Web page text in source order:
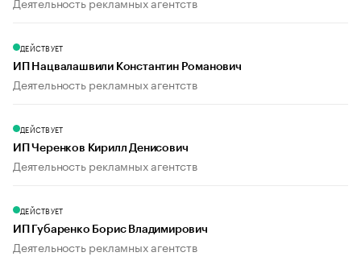
ДЕЙСТВУЕТ
ИП Нацвалашвили Константин Романович
Деятельность рекламных агентств
ДЕЙСТВУЕТ
ИП Черенков Кирилл Денисович
Деятельность рекламных агентств
ДЕЙСТВУЕТ
ИП Губаренко Борис Владимирович
Деятельность рекламных агентств